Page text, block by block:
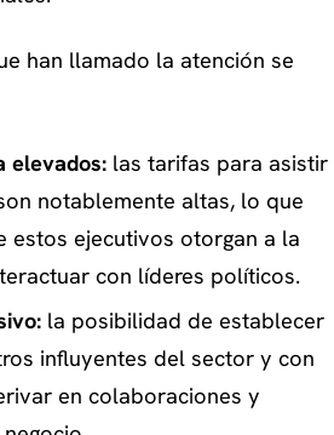
han llamado la atención se
elevados:las tarifas para asistir
notablemente altas, lo que
estos ejecutivos otorgan a la
con líderes políticos.
la posibilidad de establecer
influyentes del sector y con
en colaboraciones y